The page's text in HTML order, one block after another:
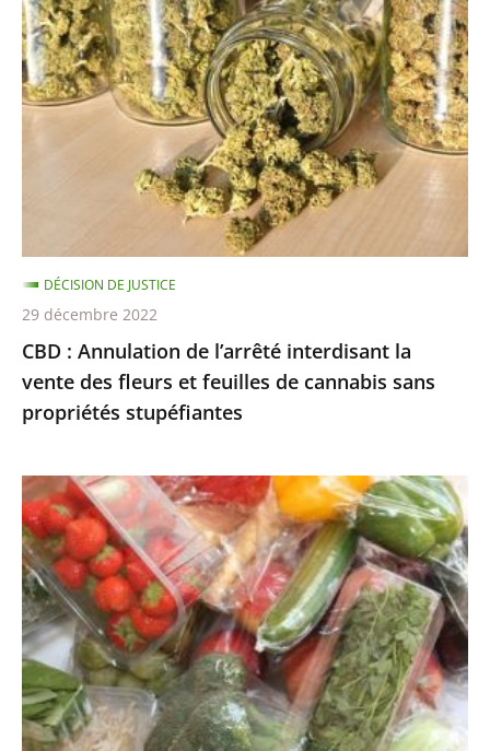
:
Annulation
de
l’arrêté
fleurs
et
feuilles
de
cannabis
sans
stupéfiantes
CBD : Annulation de l’arrêté interdisant la
vente des fleurs et feuilles de cannabis sans
propriétés stupéfiantes
DÉCISION DE JUSTICE
29 décembre 2022
Le
Conseil
d’État
annule
la
liste
des
fruits
et